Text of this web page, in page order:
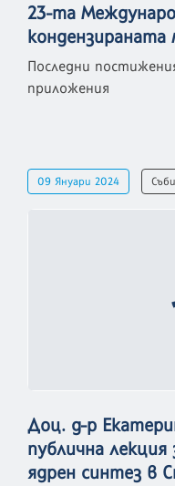
23-та
кондензираната
Последни
приложения
09 Януари 2024
Доц. д-р
публична лекция
ядрен синтез в